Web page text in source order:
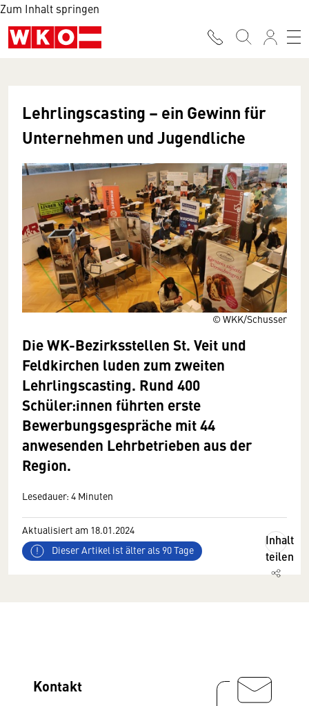
Zum Inhalt springen
© WKK/Schusser
Lehrlingscasting – ein Gewinn für
Unternehmen und Jugendliche
Die WK-Bezirksstellen St. Veit und
Feldkirchen luden zum zweiten
Lehrlingscasting. Rund 400
Schüler:innen führten erste
Bewerbungsgespräche mit 44
anwesenden Lehrbetrieben aus der
Region.
Lesedauer: 4 Minuten
Aktualisiert am 18.01.2024
Dieser Artikel ist älter als 90 Tage
Inhalt
teilen
Kontakt